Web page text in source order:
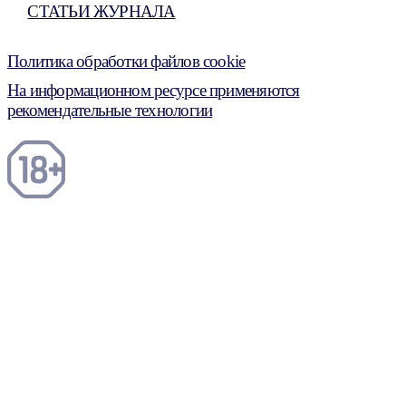
СТАТЬИ ЖУРНАЛА
Политика обработки файлов cookie
На информационном ресурсе применяются
рекомендательные технологии